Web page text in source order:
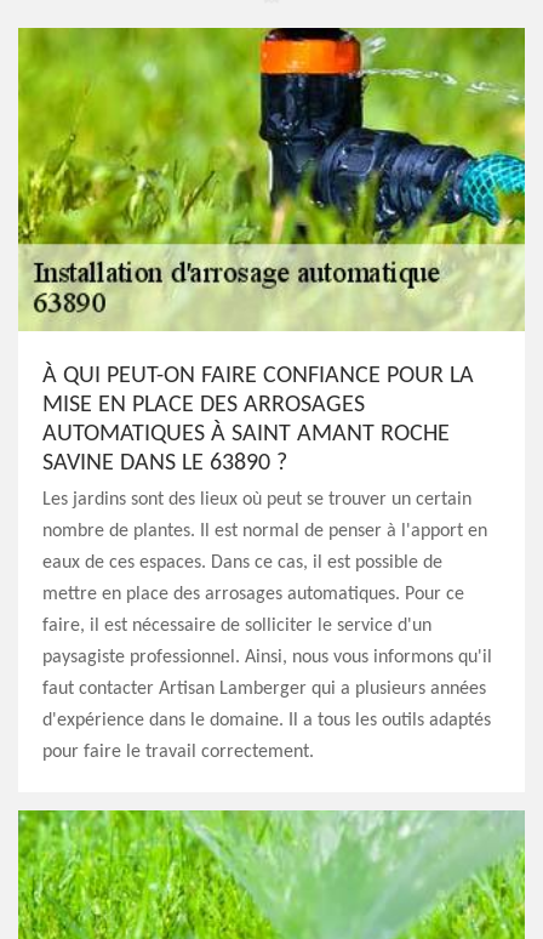
À QUI PEUT-ON FAIRE CONFIANCE POUR LA
MISE EN PLACE DES ARROSAGES
AUTOMATIQUES À SAINT AMANT ROCHE
SAVINE DANS LE 63890 ?
Les jardins sont des lieux où peut se trouver un certain
nombre de plantes. Il est normal de penser à l'apport en
eaux de ces espaces. Dans ce cas, il est possible de
mettre en place des arrosages automatiques. Pour ce
faire, il est nécessaire de solliciter le service d'un
paysagiste professionnel. Ainsi, nous vous informons qu'il
faut contacter Artisan Lamberger qui a plusieurs années
d'expérience dans le domaine. Il a tous les outils adaptés
pour faire le travail correctement.